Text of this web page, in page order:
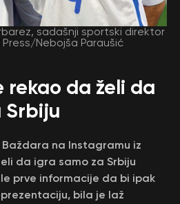
sadašnji sportski direktor
Press/Nebojša Paraušić
rekao da želi da
Srbiju
Baždara na Instagramu iz
da igra samo za Srbiju
prve informacije da bi ipak
bila je laž